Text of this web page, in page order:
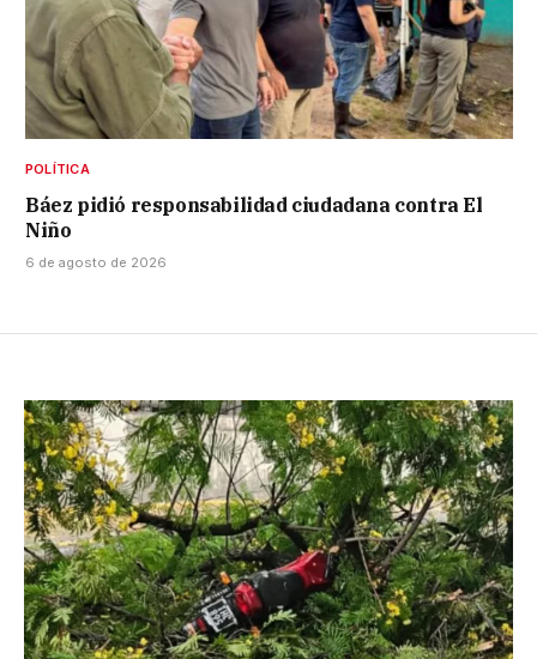
POLÍTICA
Báez pidió responsabilidad ciudadana contra El
Niño
6 de agosto de 2026